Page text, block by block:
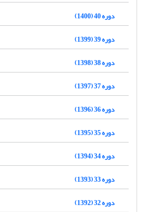
دوره 40 (1400)
دوره 39 (1399)
دوره 38 (1398)
دوره 37 (1397)
دوره 36 (1396)
دوره 35 (1395)
دوره 34 (1394)
دوره 33 (1393)
دوره 32 (1392)